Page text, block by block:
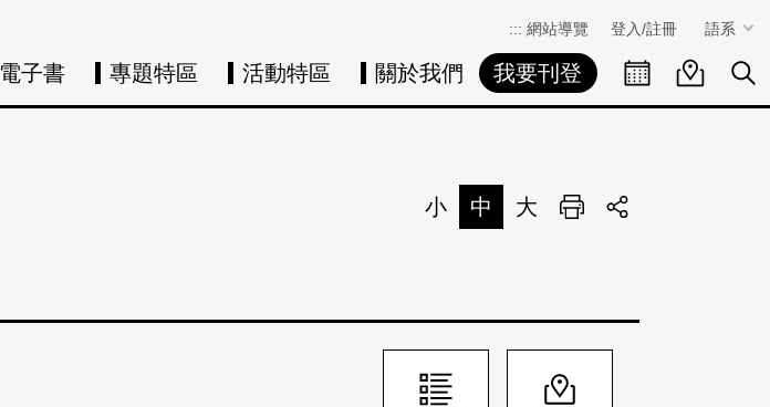
::: 網站導覽 登入/註冊 語系
電子書 專題特區 活動特區 關於我們 我要刊登 活動日曆活動地圖展
小 中 大 列印